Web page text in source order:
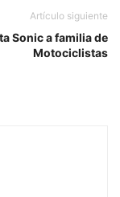
Artículo siguiente
Sonic a familia de
Motociclistas